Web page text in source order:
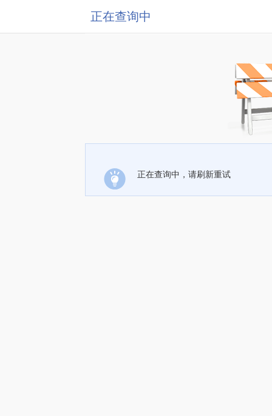
正在查询中
正在查询中，请刷新重试